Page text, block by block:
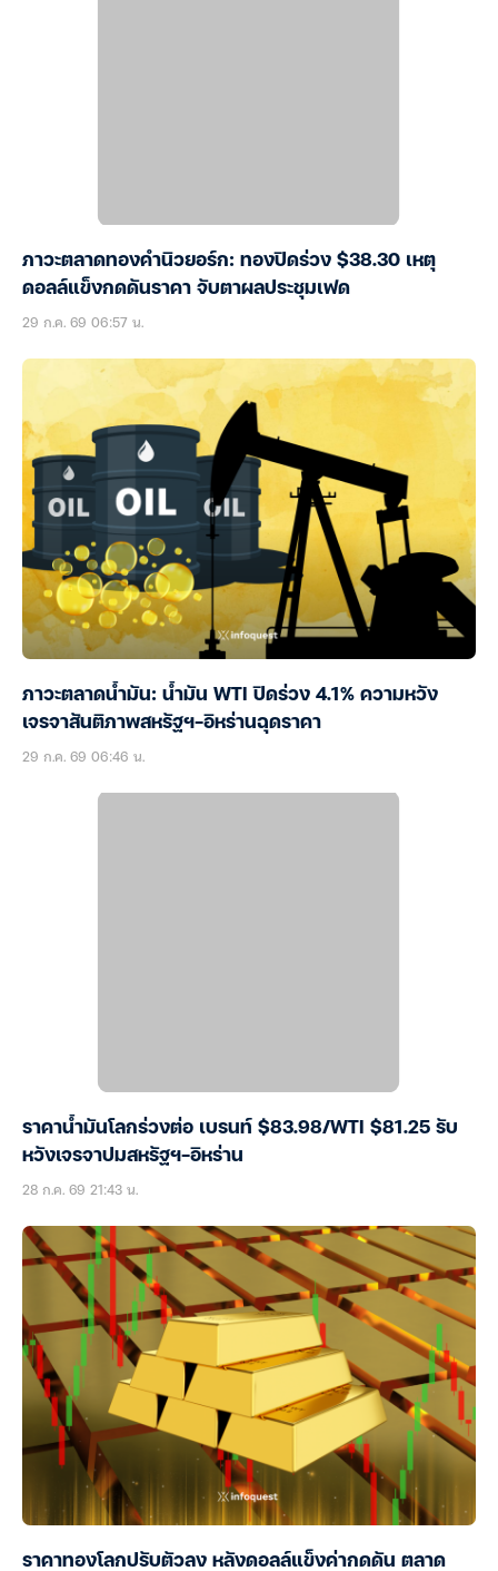
ภาวะตลาดทองคำนิวยอร์ก: ทองปิดร่วง $38.30 เหตุ
ดอลล์แข็งกดดันราคา จับตาผลประชุมเฟด
29 ก.ค. 69 06:57 น.
ภาวะตลาดน้ำมัน: น้ำมัน WTI ปิดร่วง 4.1% ความหวัง
เจรจาสันติภาพสหรัฐฯ-อิหร่านฉุดราคา
29 ก.ค. 69 06:46 น.
ราคาน้ำมันโลกร่วงต่อ เบรนท์ $83.98/WTI $81.25 รับ
หวังเจรจาปมสหรัฐฯ-อิหร่าน
28 ก.ค. 69 21:43 น.
ราคาทองโลกปรับตัวลง หลังดอลล์แข็งค่ากดดัน ตลาด